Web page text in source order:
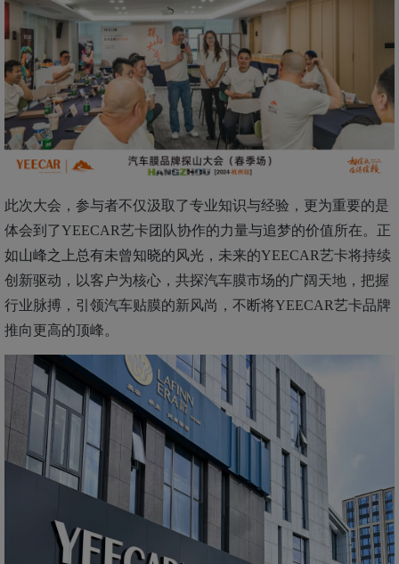
此次大会，参与者不仅汲取了专业知识与经验，更为重要的是
体会到了YEECAR艺卡团队协作的力量与追梦的价值所在。 正
如山峰之上总有未曾知晓的风光 ，未来的YEECAR艺卡将持续
创新驱动，以客户为核心，共探汽车膜市场的广阔天地，把握
行业脉搏，引领汽车贴膜的新风尚，不断将YEECAR艺卡品牌
推向更高的顶峰。